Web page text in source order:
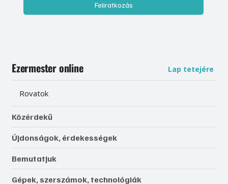
Feliratkozás
Ezermester online Lap tetejére
Rovatok
Közérdekű
Újdonságok, érdekességek
Bemutatjuk
Gépek, szerszámok, technológiák